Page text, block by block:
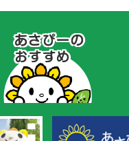
の
お
す
め